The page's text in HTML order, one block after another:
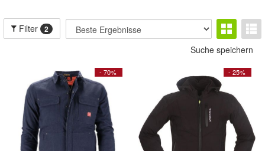
Filter 2
Suche speichern
- 70% - 25%